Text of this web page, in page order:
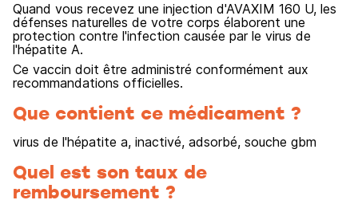
Quand vous recevez une injection d'AVAXIM 160 U, les
défenses naturelles de votre corps élaborent une
protection contre l'infection causée par le virus de
l'hépatite A.
Ce vaccin doit être administré conformément aux
recommandations officielles.
Que contient ce médicament ?
virus de l'hépatite a, inactivé, adsorbé, souche gbm
Quel est son taux de
remboursement ?